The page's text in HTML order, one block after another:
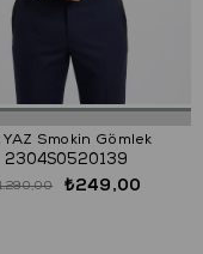
Smokin Gömlek
2304S0520139
₺249,00